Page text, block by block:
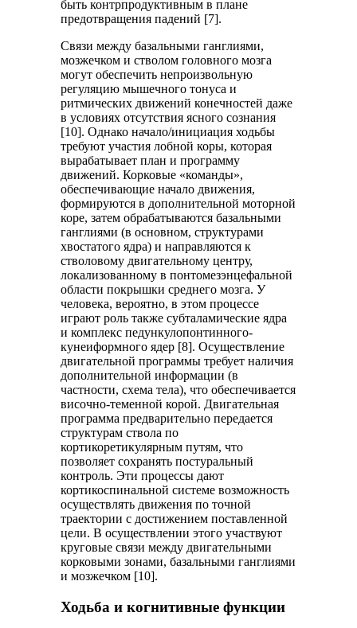
быть контрпродуктивным в плане
предотвращения падений [7].
Связи между базальными ганглиями,
мозжечком и стволом головного мозга
могут обеспечить непроизвольную
регуляцию мышечного тонуса и
ритмических движений конечностей даже
в условиях отсутствия ясного сознания
[10]. Однако начало/инициация ходьбы
требуют участия лобной коры, которая
вырабатывает план и программу
движений. Корковые «команды»,
обеспечивающие начало движения,
формируются в дополнительной моторной
коре, затем обрабатываются базальными
ганглиями (в основном, структурами
хвостатого ядра) и направляются к
стволовому двигательному центру,
локализованному в понтомезэнцефальной
области покрышки среднего мозга. У
человека, вероятно, в этом процессе
играют роль также субталамические ядра
и комплекс педункулопонтинного-
кунеиформного ядер [8]. Осуществление
двигательной программы требует наличия
дополнительной информации (в
частности, схема тела), что обеспечивается
височно-теменной корой. Двигательная
программа предварительно передается
структурам ствола по
кортикоретикулярным путям, что
позволяет сохранять постуральный
контроль. Эти процессы дают
кортикоспинальной системе возможность
осуществлять движения по точной
траектории с достижением поставленной
цели. В осуществлении этого участвуют
круговые связи между двигательными
корковыми зонами, базальными ганглиями
и мозжечком [10].
Ходьба и когнитивные функции